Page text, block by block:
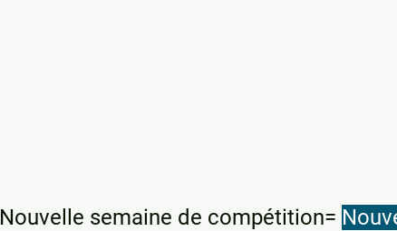
Nouvelle semaine de compétition=